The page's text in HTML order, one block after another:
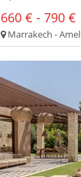
660 € - 790 €
Marrakech -